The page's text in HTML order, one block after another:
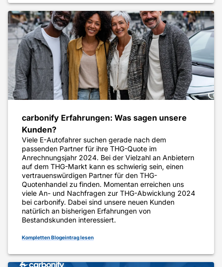
carbonify Erfahrungen: Was sagen unsere
Kunden?
Viele E-Autofahrer suchen gerade nach dem
passenden Partner für ihre THG-Quote im
Anrechnungsjahr 2024. Bei der Vielzahl an Anbietern
auf dem THG-Markt kann es schwierig sein, einen
vertrauenswürdigen Partner für den THG-
Quotenhandel zu finden. Momentan erreichen uns
viele An- und Nachfragen zur THG-Abwicklung 2024
bei carbonify. Dabei sind unsere neuen Kunden
natürlich an bisherigen Erfahrungen von
Bestandskunden interessiert.
Kompletten Blogeintrag lesen